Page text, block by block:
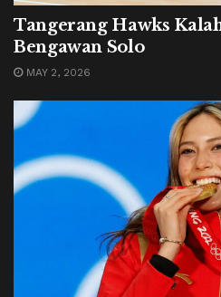
Tangerang Hawks
Bengawan Solo
MAY 2, 2026